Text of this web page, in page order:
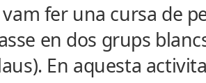
fer una cursa de
en dos grups
En aquesta